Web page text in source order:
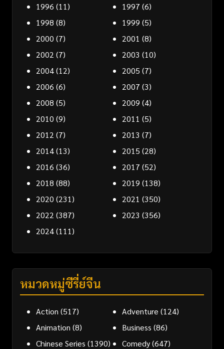
1996 (11) 1997 (6)
1998 (8) 1999 (5)
2000 (7) 2001 (8)
2002 (7) 2003 (10)
2004(12) 2005 (7)
2006 (6) 2007 (3)
2008 (5) 2009 (4)
2010 (9) 2011 (5)
2012 (7) 2013 (7)
2014(13) 2015 (28)
2016 (36) 2017 (52)
2018 (88) 2019 (138)
2020 (231) 2021 (350)
2022 (387) 2023 (356)
2024(111)
หมวดหมู่ซีรี่ย์จีน
Action (517) Adventure (124)
Animation (8) Business (86)
Chinese Series (1390) Comedy(647)